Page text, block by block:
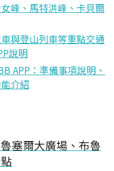
峰、馬特洪峰、卡貝爾
與登山列車等重點交通
說明
APP：準備事項說明、
介紹
塞爾大廣場、布魯